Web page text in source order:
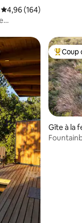
Évaluation moyenne
4,96 (164)
plus appréciés Coups
Coup
Gîte à la